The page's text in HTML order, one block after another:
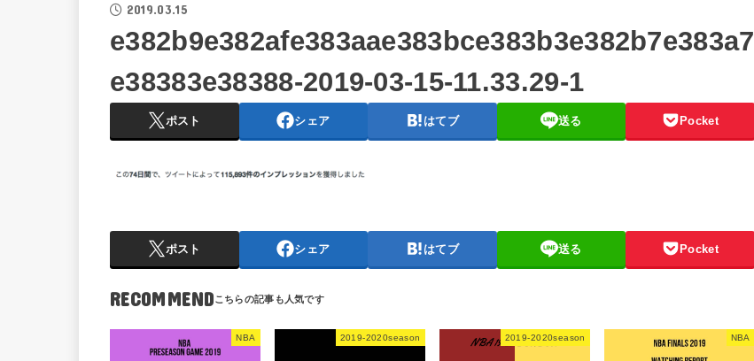
2019.03.15
e382b9e382afe383aae383bce383b3e382b7e383a7
e38383e38388-2019-03-15-11.33.29-1
ポスト シェア はてブ 送る Pocket
ポスト シェア はてブ 送る Pocket
RECOMMEND
NBA 2019-2020season 2019-2020season NBA